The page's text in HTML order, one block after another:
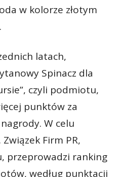
w kolorze złotym
latach,
Spinacz dla
czyli podmiotu,
punktów za
W celu
Firm PR,
przeprowadzi ranking
według punktacji